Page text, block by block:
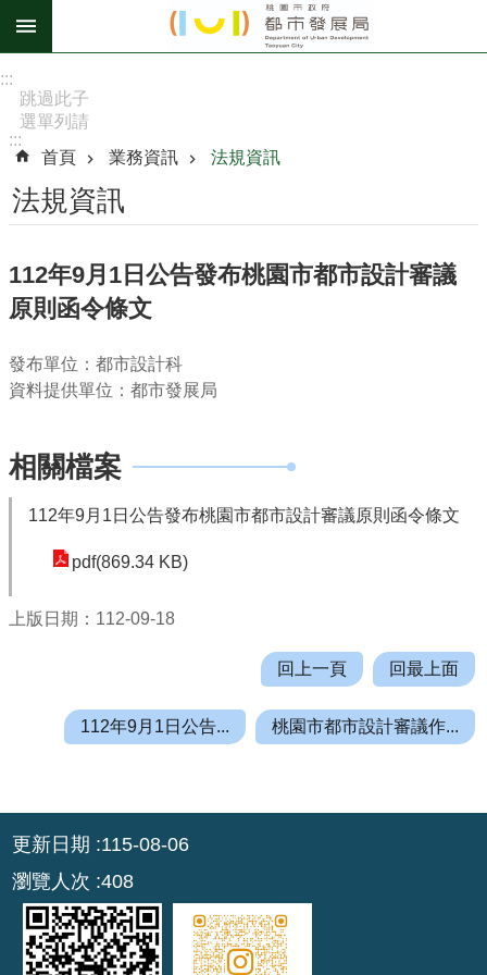
跳到主要內容區塊
階
搜
尋
息
公
認
識
們
關
務
政
府
資
:::
跳過此子
選單列請
[Enter]，
繼續則按
[Tab]
:::
首頁
業務資訊 法規資訊
法規資訊
112年9月1日公告發布桃園市都市設計審議
原則函令條文
發布單位：都市設計科
資料提供單位：都市發展局
相關檔案
112年9月1日公告發布桃園市都市設計審議原則函令條文
pdf(869.34 KB)
上版日期：112-09-18
回上一頁 回最上面
112年9月1日公告... 桃園市都市設計審議作...
更新日期
115-08-06
瀏覽人次
408